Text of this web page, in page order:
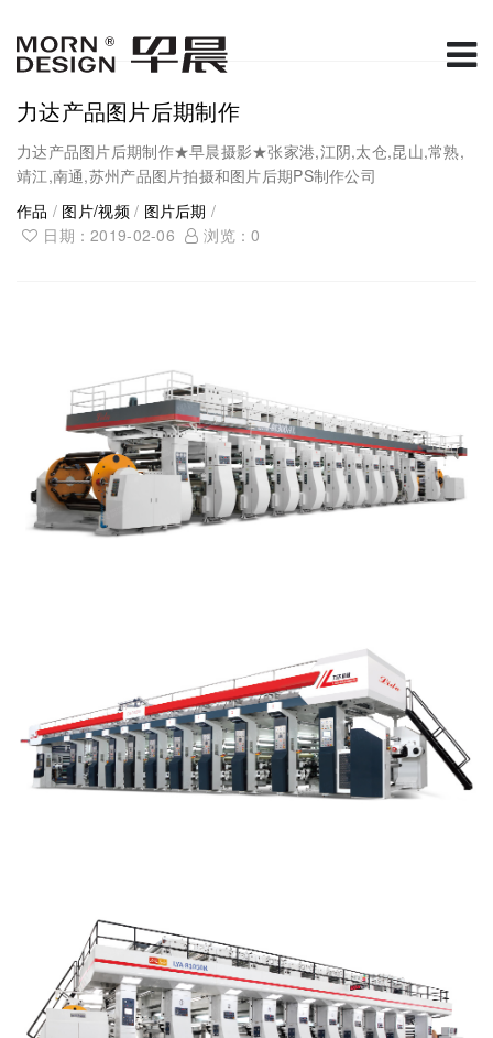
力达产品图片后期制作
力达产品图片后期制作★早晨摄影★张家港,江阴,太仓,昆山,常熟,
靖江,南通,苏州产品图片拍摄和图片后期PS制作公司
作品 / 图片/视频/ 图片后期 /
日期：2019-02-06
浏览：0